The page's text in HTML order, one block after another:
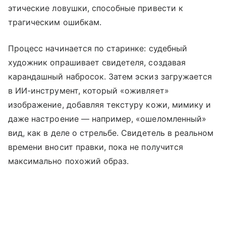
этические ловушки, способные привести к
трагическим ошибкам.
Процесс начинается по старинке: судебный
художник опрашивает свидетеля, создавая
карандашный набросок. Затем эскиз загружается
в ИИ-инструмент, который «оживляет»
изображение, добавляя текстуру кожи, мимику и
даже настроение — например, «ошеломленный»
вид, как в деле о стрельбе. Свидетель в реальном
времени вносит правки, пока не получится
максимально похожий образ.